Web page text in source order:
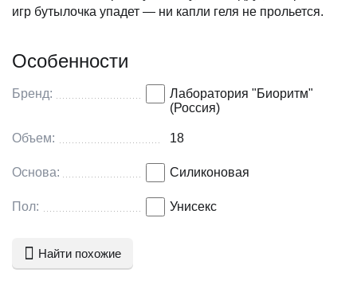
игр буты­лочка упа­дет — ни капли геля не прольется.
Особенности
Бренд:
Лаборатория "Биоритм"
(Россия)
Объем: 18
Основа: Силиконовая
Пол: Унисекс
Найти похожие